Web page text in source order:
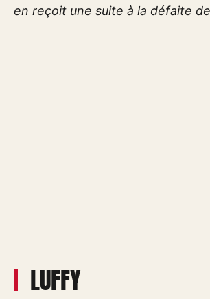
en reçoit une suite à la défaite
LUFFY